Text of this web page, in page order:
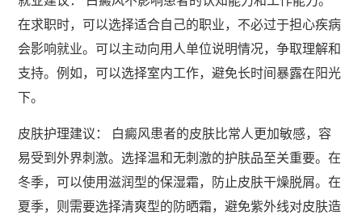
在求职时，可以选择适合自己的职业，不必过于担心疾病
会影响就业。可以主动向用人单位说明情况，争取理解和
支持。例如，可以选择室内工作，避免长时间暴露在阳光
下。
皮肤护理建议： 白癜风患者的皮肤比常人更加敏感，容
易受到外界刺激。选择温和无刺激的护肤品至关重要。在
冬季，可以使用滋润型的保湿霜，防止皮肤干燥脱屑。在
夏季，则需要选择清爽型的防晒霜，避免紫外线对皮肤造